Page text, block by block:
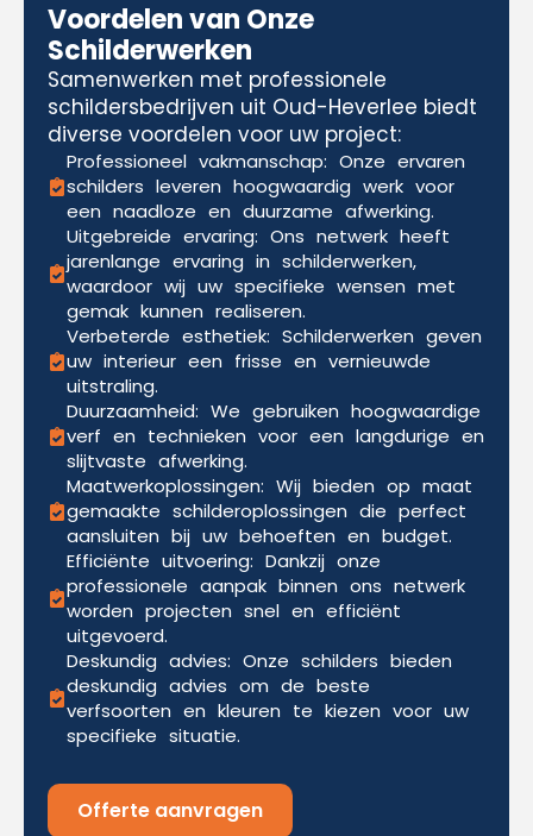
Voordelen van Onze
Schilderwerken
Samenwerken met professionele
schildersbedrijven uit Oud-Heverlee biedt
diverse voordelen voor uw project:
Professioneel vakmanschap: Onze ervaren
schilders leveren hoogwaardig werk voor
een naadloze en duurzame afwerking.
Uitgebreide ervaring: Ons netwerk heeft
jarenlange ervaring in schilderwerken,
waardoor wij uw specifieke wensen met
gemak kunnen realiseren.
Verbeterde esthetiek: Schilderwerken geven
uw interieur een frisse en vernieuwde
uitstraling.
Duurzaamheid: We gebruiken hoogwaardige
verf en technieken voor een langdurige en
slijtvaste afwerking.
Maatwerkoplossingen: Wij bieden op maat
gemaakte schilderoplossingen die perfect
aansluiten bij uw behoeften en budget.
Efficiënte uitvoering: Dankzij onze
professionele aanpak binnen ons netwerk
worden projecten snel en efficiënt
uitgevoerd.
Deskundig advies: Onze schilders bieden
deskundig advies om de beste
verfsoorten en kleuren te kiezen voor uw
specifieke situatie.
Offerte aanvragen